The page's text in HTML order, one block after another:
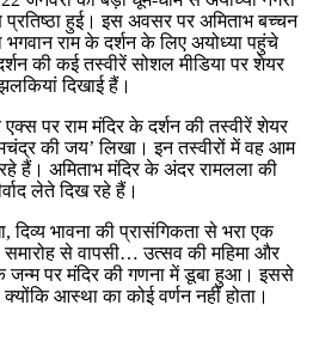
प्रतिष्ठा हुई। इस अवसर पर अमिताभ बच्चन
राम के दर्शन के लिए अयोध्या पहुंचे
की कई तस्वीरें सोशल मीडिया पर शेयर
दिखाई हैं।
पर राम मंदिर के दर्शन की तस्वीरें शेयर
की जय’ लिखा। इन तस्वीरों में वह आम
हैं। अमिताभ मंदिर के अंदर रामलला की
लेते दिख रहे हैं।
दिव्य भावना की प्रासंगिकता से भरा एक
समारोह से वापसी… उत्सव की महिमा और
जन्म पर मंदिर की गणना में डूबा हुआ। इससे
आस्था का कोई वर्णन नहीं होता।